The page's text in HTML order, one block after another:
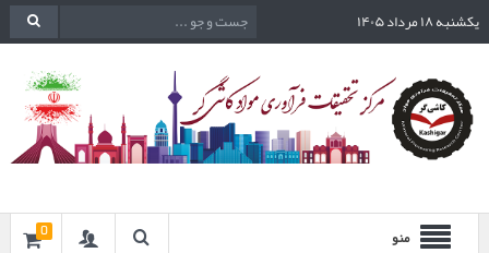
یکشنبه ۱۸ مرداد ۱۴۰۵
منو 0